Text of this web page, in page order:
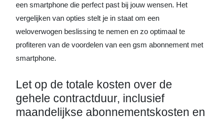
een smartphone die perfect past bij jouw wensen. Het
vergelijken van opties stelt je in staat om een
weloverwogen beslissing te nemen en zo optimaal te
profiteren van de voordelen van een gsm abonnement met
smartphone.
Let op de totale kosten over de
gehele contractduur, inclusief
maandelijkse abonnementskosten en